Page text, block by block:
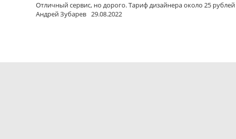
Отличный сервис, но дорого. Тариф дизайнера около 25 рублей
Андрей Зубарев 29.08.2022